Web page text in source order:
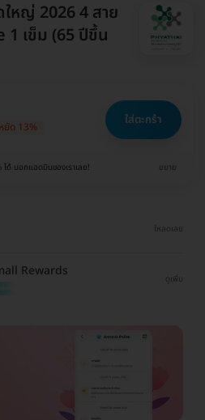
หญ่ 2026 4 สาย
เข็ม (65 ปีขึ้น
ยัด 13% ใส่ตะกร้า
ด้ บอกแอดมินของเราเลย! ขยาย
โหลดเลย
Rewards
ดูเพิ่ม